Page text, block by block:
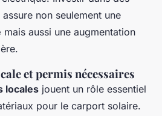
assure non seulement une
mais aussi une augmentation
et permis nécessaires
locales jouent un rôle essentiel
pour le carport solaire.